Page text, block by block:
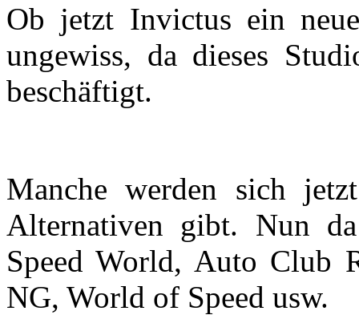
Ob jetzt Invictus ein
ungewiss, da dieses
beschäftigt.
Manche werden sich
Alternativen gibt. Nun
Speed World, Auto Club
NG, World of Speed usw.